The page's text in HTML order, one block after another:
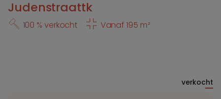
Judenstraattk
100 % verkocht Vanaf 195 m²
verkocht